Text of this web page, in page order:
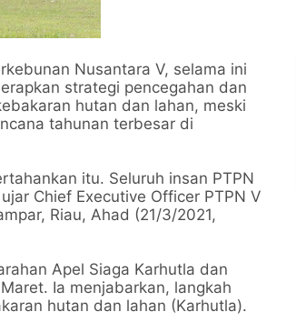
Nusantara V, selama ini
strategi pencegahan dan
hutan dan lahan, meski
tahunan terbesar di
itu. Seluruh insan PTPN
Chief Executive Officer PTPN V
Riau, Ahad (21/3/2021,
Apel Siaga Karhutla dan
Ia menjabarkan, langkah
hutan dan lahan (Karhutla).